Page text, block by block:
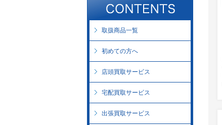
取扱商品一覧
初めての方へ
店頭買取サービス
宅配買取サービス
出張買取サービス